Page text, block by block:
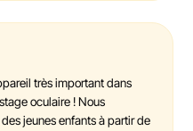
très important dans
oculaire ! Nous
jeunes enfants à partir de